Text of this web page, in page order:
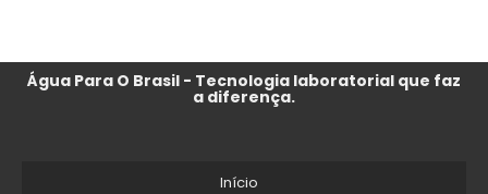
Água Para O Brasil - Tecnologia laboratorial que faz
a diferença.
Início